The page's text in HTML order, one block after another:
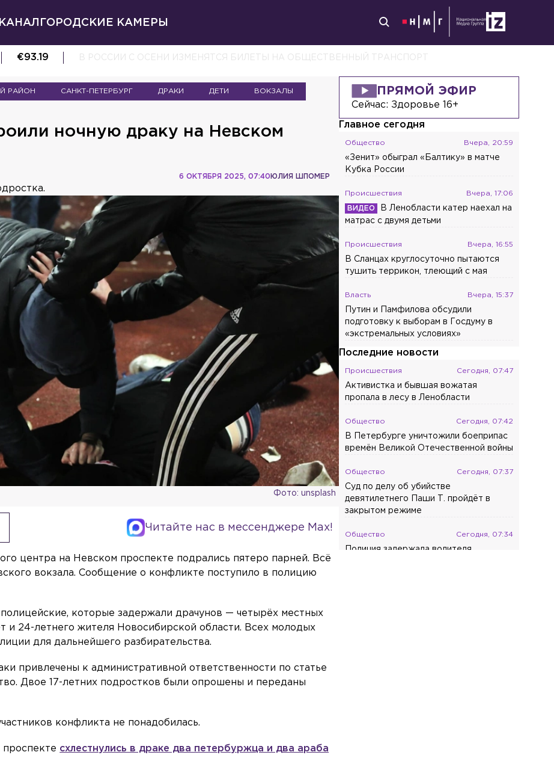
ГОРОДСКИЕ КАМЕРЫ
€93.19 В РОССИИ С ОСЕНИ ИЗМЕНЯТСЯ БИЛЕТЫ НА ОБЩЕСТВЕННЫЙ ТРАНСПОРТ
РАЙОН САНКТ-ПЕТЕРБУРГ ДРАКИ ДЕТИ ВОКЗАЛЫ
ночную драку на Невском
ЮЛИЯ ШПОМЕР
6 ОКТЯБРЯ 2025, 07:40
Фото: unsplash
Читайте нас в мессенджере Max!
центра на Невском проспекте подрались пятеро парней. Всё
вокзала. Сообщение о конфликте поступило в полицию
которые задержали драчунов — четырёх местных
и 24-летнего жителя Новосибирской области. Всех молодых
для дальнейшего разбирательства.
привлечены к административной ответственности по статье
Двое 17-летних подростков были опрошены и переданы
конфликта не понадобилась.
проспекте схлестнулись в драке два петербуржца и два араба
ПРЯМОЙ ЭФИР
Сейчас: Здоровье 16+
Главное сегодня
Общество Вчера, 20:59
«Зенит» обыграл «Балтику» в матче
Кубка России
Происшествия Вчера, 17:06
В Ленобласти катер наехал на
матрас с двумя детьми
Происшествия Вчера, 16:55
В Сланцах круглосуточно пытаются
тушить террикон, тлеющий с мая
Власть Вчера, 15:37
Путин и Памфилова обсудили
подготовку к выборам в Госдуму в
«экстремальных условиях»
Последние новости
Происшествия Сегодня, 07:47
Активистка и бывшая вожатая
пропала в лесу в Ленобласти
Общество Сегодня, 07:42
В Петербурге уничтожили боеприпас
времён Великой Отечественной войны
Общество Сегодня, 07:37
Суд по делу об убийстве
девятилетнего Паши Т. пройдёт в
закрытом режиме
Общество Сегодня, 07:34
Полиция задержала водителя